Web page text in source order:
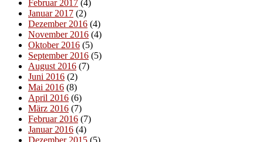
Februar 2017 (4)
Januar 2017 (2)
Dezember 2016 (4)
November 2016 (4)
Oktober 2016 (5)
September 2016 (5)
August 2016 (7)
Juni 2016 (2)
Mai 2016 (8)
April 2016 (6)
März 2016 (7)
Februar 2016 (7)
Januar 2016 (4)